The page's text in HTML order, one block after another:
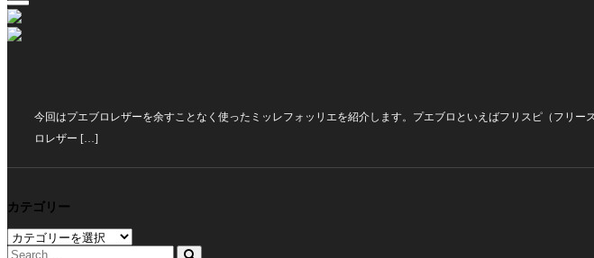
今回はプエブロレザーを余すことなく使ったミッレフォッリエを紹介します。プエブロといえばフリスピ（フリ
ロレザー […]
カテゴリー
カ
テ